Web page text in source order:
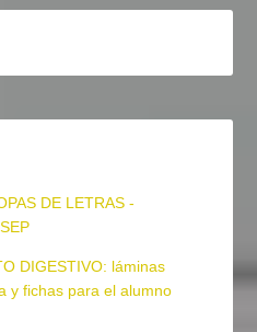
DE LETRAS -
DIGESTIVO: láminas
y fichas para el alumno